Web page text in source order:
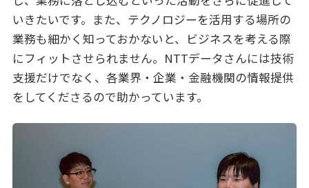
いきたいです。また、テクノロジーを活用する場所の
業務も細かく知っておかないと、ビジネスを考える際
にフィットさせられません。NTTデータさんには技術
支援だけでなく、各業界・企業・金融機関の情報提供
をしてくださるので助かっています。